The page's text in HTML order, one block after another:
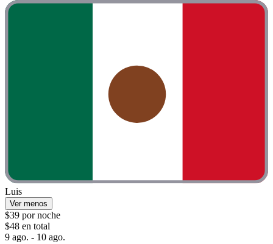
Luis
Ver menos
$39 por noche
$48 en total
9 ago. - 10 ago.